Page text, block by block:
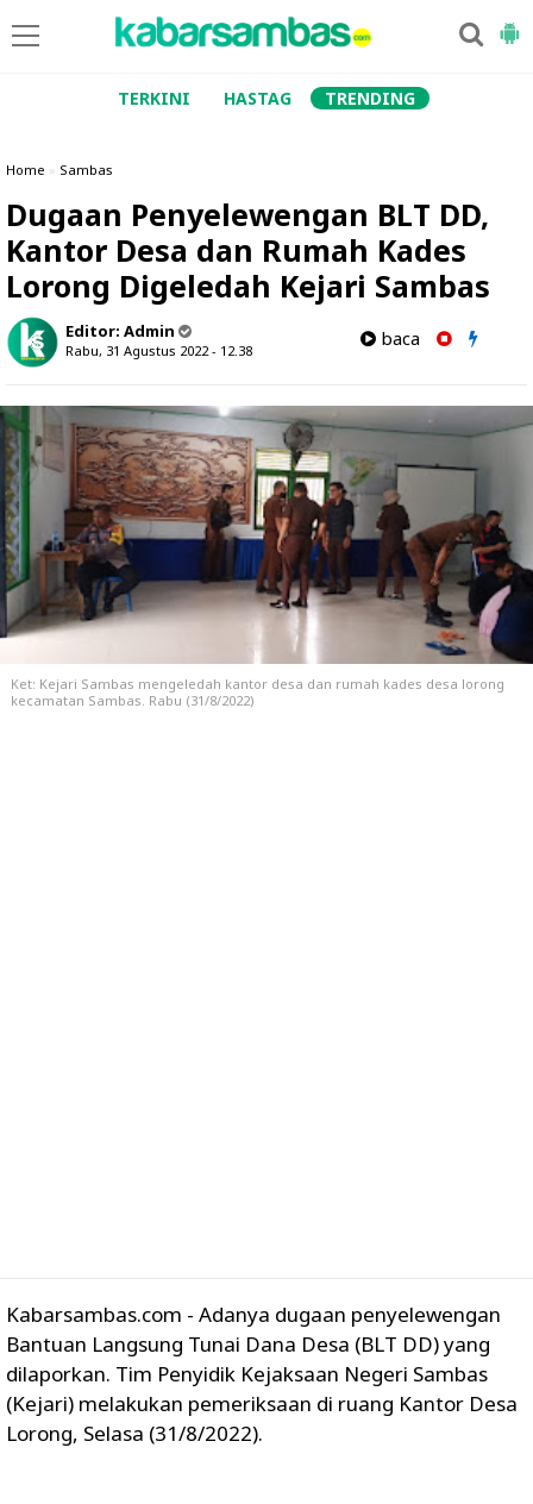
TERKINI HASTAG TRENDING
Home » Sambas
Dugaan Penyelewengan BLT DD,
Kantor Desa dan Rumah Kades
Lorong Digeledah Kejari Sambas
Editor: Admin
Rabu, 31 Agustus 2022 - 12.38
baca
Ket: Kejari Sambas mengeledah kantor desa dan rumah kades desa lorong
kecamatan Sambas. Rabu (31/8/2022)
Kabarsambas.com - Adanya dugaan penyelewengan
Bantuan Langsung Tunai Dana Desa (BLT DD) yang
dilaporkan. Tim Penyidik Kejaksaan Negeri Sambas
(Kejari) melakukan pemeriksaan di ruang Kantor Desa
Lorong, Selasa (31/8/2022).